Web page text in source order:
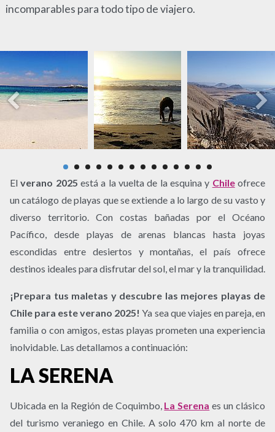
incomparables para todo tipo de viajero.
Elverano 2025 está a la vuelta de la esquina y Chile ofrece
un catálogo de playas que se extiende a lo largo de su vasto y
diverso territorio. Con costas bañadas por el Océano
Pacífico, desde playas de arenas blancas hasta joyas
escondidas entre desiertos y montañas, el país ofrece
destinos ideales para disfrutar del sol, el mar y la tranquilidad.
¡Prepara tus maletas y descubre las mejores playas de
Chile para este verano 2025!Ya sea que viajes en pareja, en
familia o con amigos, estas playas prometen una experiencia
inolvidable. Las detallamos a continuación:
LA SERENA
Ubicada en la Región de Coquimbo, La Serena es un clásico
del turismo veraniego en Chile. A solo 470 km al norte de